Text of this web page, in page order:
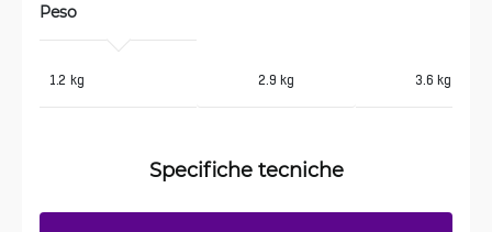
Peso
1.2 kg 2.9 kg 3.6 kg
Specifiche tecniche